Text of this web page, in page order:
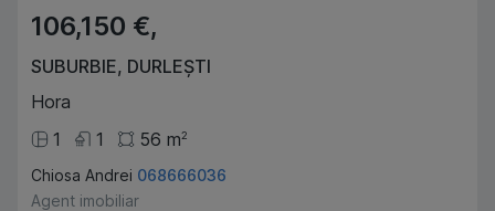
106,150 €,
SUBURBIE, DURLEȘTI
Hora
1
1 56 m2
Chiosa Andrei 068666036
Agent imobiliar